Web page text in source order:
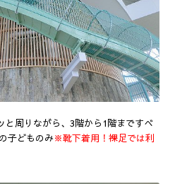
と周りながら、3階から1階まですべ
子どものみ※靴下着用！裸足では利